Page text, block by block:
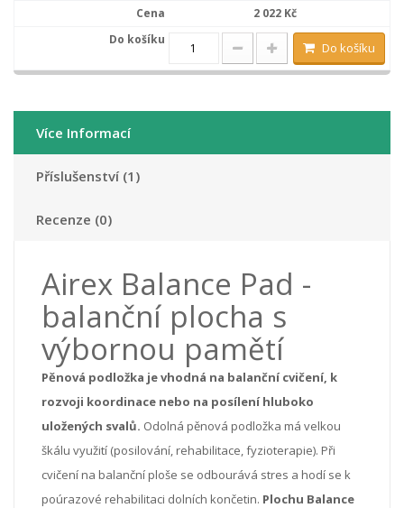
2 022 Kč
Do košíku
Více Informací
Příslušenství (1)
Recenze (0)
Airex Balance Pad -
balanční plocha s
výbornou pamětí
Pěnová podložka je vhodná na balanční cvičení, k
rozvoji koordinace nebo na posílení hluboko
uložených svalů. Odolná pěnová podložka má velkou
škálu využití (posilování, rehabilitace, fyzioterapie). Při
cvičení na balanční ploše se odbourává stres a hodí se k
poúrazové rehabilitaci dolních končetin. Plochu Balance